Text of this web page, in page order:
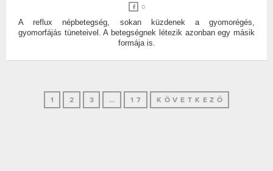
0
A reflux népbetegség, sokan küzdenek a gyomorégés,
gyomorfájás tüneteivel. A betegségnek létezik azonban egy másik
formája is.
1 2 3 … 17 KÖVETKEZŐ